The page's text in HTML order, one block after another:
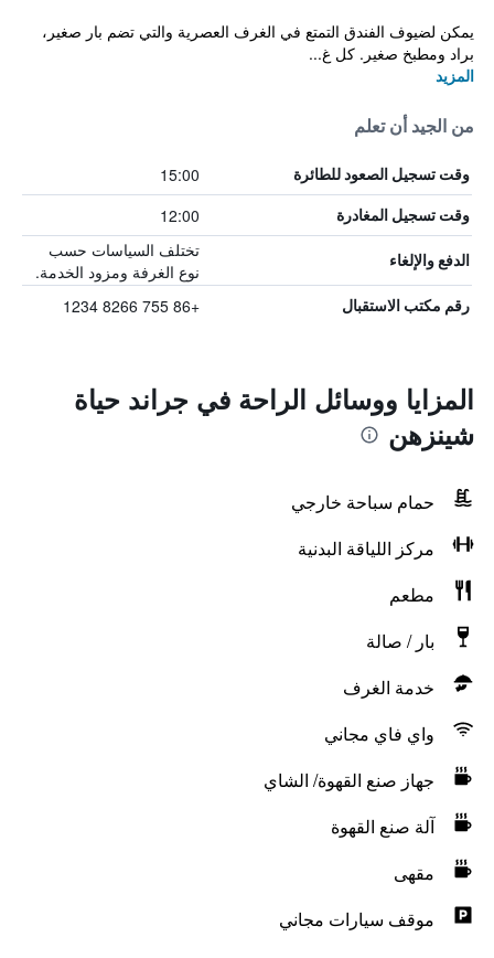
يمكن لضيوف الفندق التمتع في الغرف العصرية والتي تضم بار صغير،
براد ومطبخ صغير. كل غ...
المزيد
من الجيد أن تعلم
وقت تسجيل الصعود للطائرة 15:00
وقت تسجيل المغادرة 12:00
الدفع والإلغاء
تختلف السياسات حسب
نوع الغرفة ومزود الخدمة.
رقم مكتب الاستقبال +86 755 8266 1234
المزايا ووسائل الراحة في جراند حياة
شينزهن
حمام سباحة خارجي
مركز اللياقة البدنية
مطعم
بار / صالة
خدمة الغرف
واي فاي مجاني
جهاز صنع القهوة/ الشاي
آلة صنع القهوة
مقهى
موقف سيارات مجاني